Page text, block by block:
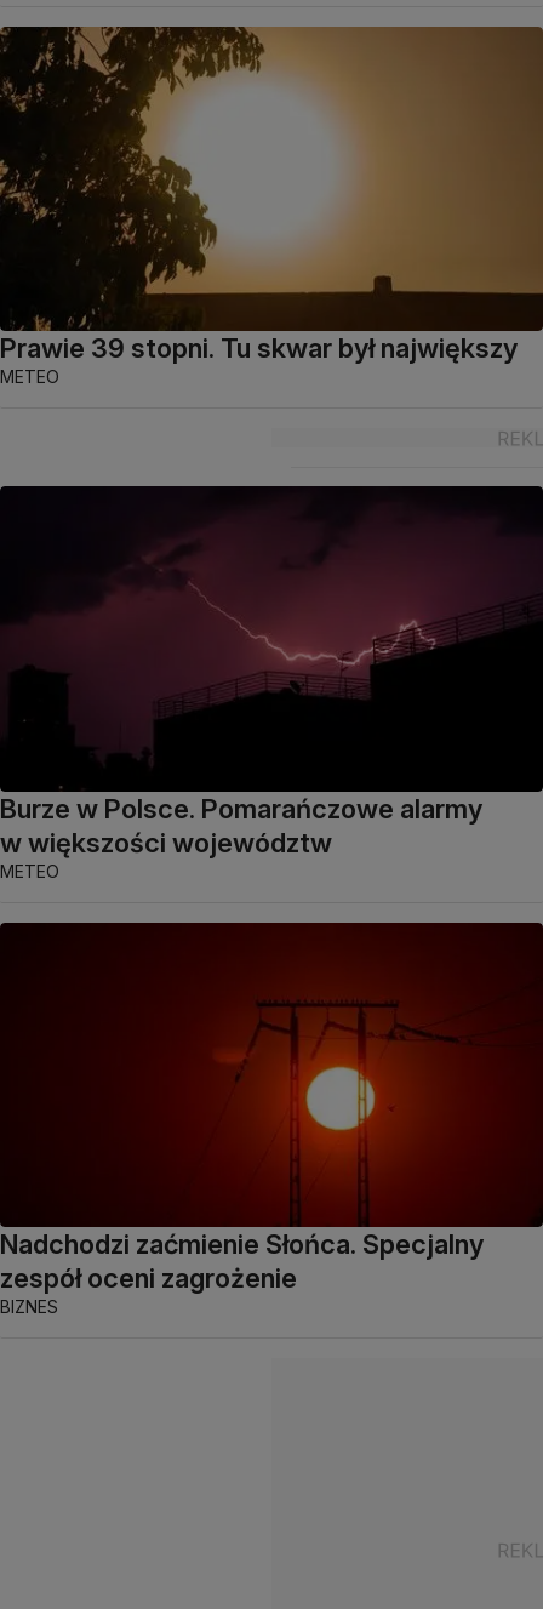
Prawie 39 stopni. Tu skwar był największy
METEO
Burze w Polsce. Pomarańczowe alarmy
w większości województw
METEO
Nadchodzi zaćmienie Słońca. Specjalny
zespół oceni zagrożenie
BIZNES